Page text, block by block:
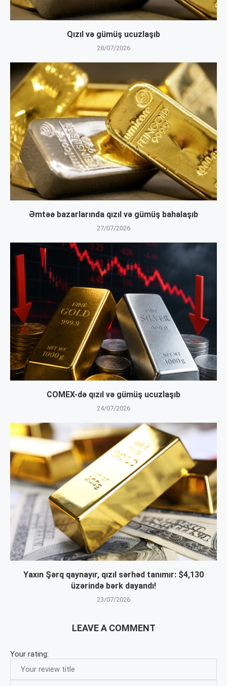
Qızıl və gümüş ucuzlaşıb
28/07/2026
Əmtəə bazarlarında qızıl və gümüş bahalaşıb
27/07/2026
COMEX-də qızıl və gümüş ucuzlaşıb
24/07/2026
Yaxın Şərq qaynayır, qızıl sərhəd tanımır: $4,130
üzərində bərk dayandı!
23/07/2026
LEAVE A COMMENT
Your rating: